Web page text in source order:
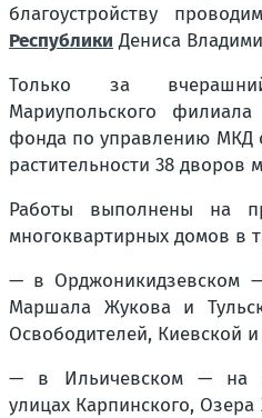
благоустройству
Республики Дениса
Только за
Мариупольского филиала
фонда по управлению МКД
растительности 38 дворов
Работы выполнены на
многоквартирных домов в
— в Орджоникидзевском
Маршала Жукова и
Освободителей, Киевской
— в Ильичевском — на
улицах Карпинского,